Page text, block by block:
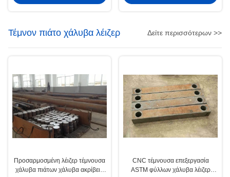
Τέμνον πιάτο χάλυβα λέιζερ Δείτε περισσότερων >>
Προσαρμοσμένη λέιζερ τέμνουσα
χάλυβα πιάτων χάλυβα ακρίβεια
CNC τέμνουσα επεξεργασία
ASTM φύλλων χάλυβα λέιζερ